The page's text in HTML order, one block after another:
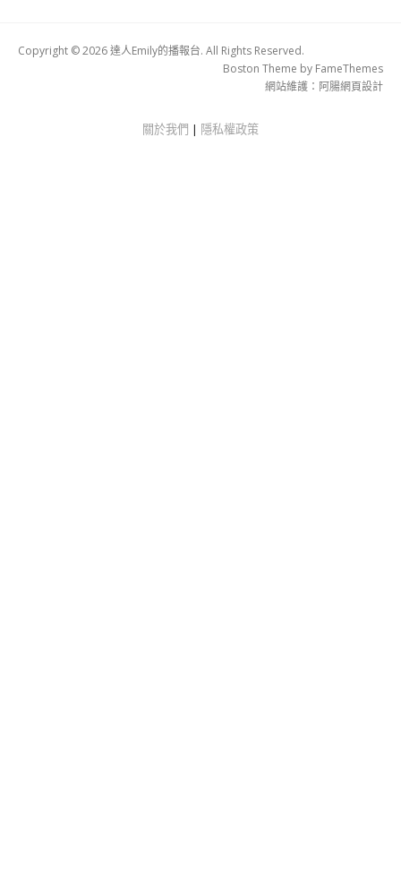
Copyright © 2026 達人Emily的播報台. All Rights Reserved.
Boston Theme by FameThemes
網站維護： 阿腸網頁設計
關於我們 | 隱私權政策